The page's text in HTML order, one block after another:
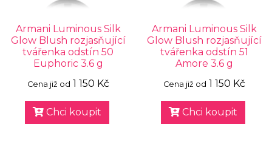
Armani Luminous Silk
Glow Blush rozjasňující
tvářenka odstín 50
Euphoric 3.6 g
Cena již od 1 150 Kč
Chci koupit
Armani Luminous Silk
Glow Blush rozjasňující
tvářenka odstín 51
Amore 3.6 g
Cena již od 1 150 Kč
Chci koupit